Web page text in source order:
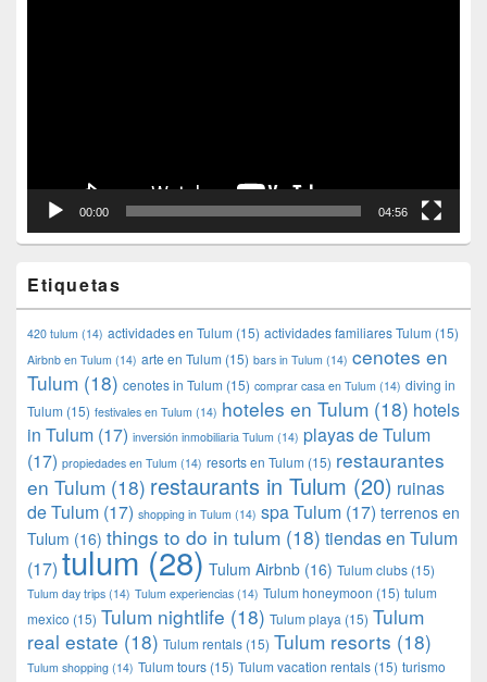
00:00 04:56
Etiquetas
420 tulum (14) actividades en Tulum (15) actividades familiares Tulum (15)
Airbnb en Tulum (14) arte en Tulum (15) bars in Tulum (14) cenotes en
Tulum (18) cenotes in Tulum (15) comprar casa en Tulum (14) diving in
Tulum (15) festivales en Tulum (14) hoteles en Tulum (18) hotels
in Tulum (17) inversión inmobiliaria Tulum (14) playas de Tulum
(17) propiedades en Tulum (14) resorts en Tulum (15) restaurantes
en Tulum (18) restaurants in Tulum (20) ruinas
de Tulum (17) shopping in Tulum (14) spa Tulum (17) terrenos en
Tulum (16) things to do in tulum (18) tiendas en Tulum
(17) tulum(28) Tulum Airbnb (16) Tulum clubs (15)
Tulum day trips (14) Tulum experiencias (14) Tulum honeymoon (15) tulum
mexico (15) Tulum nightlife (18) Tulum playa (15) Tulum
real estate (18) Tulum rentals (15) Tulum resorts (18)
Tulum shopping (14) Tulum tours (15) Tulum vacation rentals (15) turismo